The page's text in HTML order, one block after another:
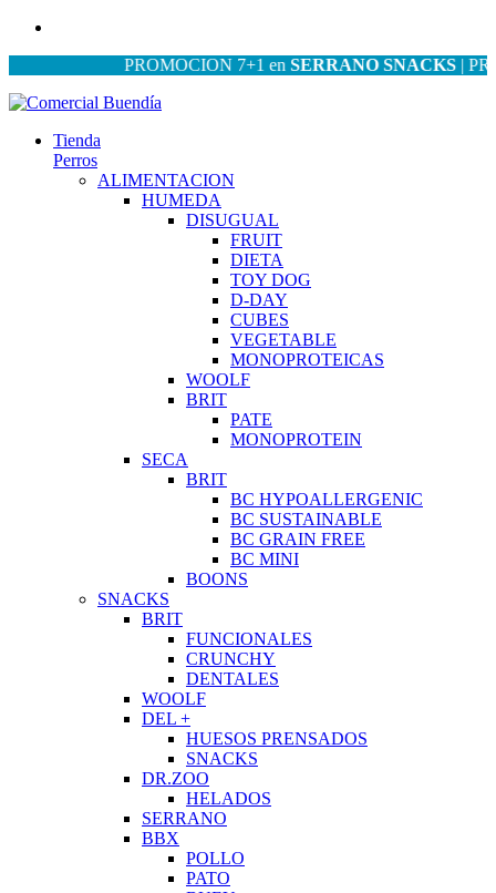
PROMOCION 7+1 enSERRANO SNACKS|
Tienda
Perros
ALIMENTACION
HUMEDA
DISUGUAL
FRUIT
DIETA
TOY DOG
D-DAY
CUBES
VEGETABLE
MONOPROTEICAS
WOOLF
BRIT
PATE
MONOPROTEIN
SECA
BRIT
BC HYPOALLERGENIC
BC SUSTAINABLE
BC GRAIN FREE
BC MINI
BOONS
SNACKS
BRIT
FUNCIONALES
CRUNCHY
DENTALES
WOOLF
DEL +
HUESOS PRENSADOS
SNACKS
DR.ZOO
HELADOS
SERRANO
BBX
POLLO
PATO